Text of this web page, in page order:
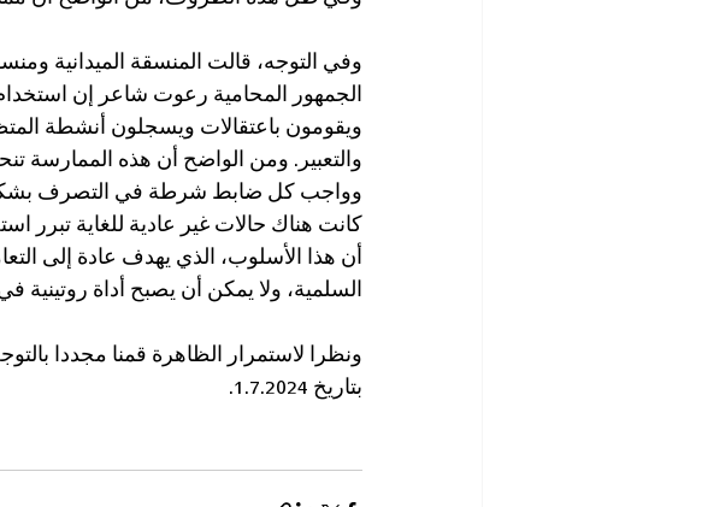
وفي التوجه، قالت المنسقة الميدانية
الجمهور المحامية رعوت شاعر إن
ويقومون باعتقالات ويسجلون أنشطة
والتعبير. ومن الواضح أن هذه الممارسة
وواجب كل ضابط شرطة في التصرف بشكل
كانت هناك حالات غير عادية للغاية تبرر
أن هذا الأسلوب، الذي يهدف عادة إلى
السلمية، ولا يمكن أن يصبح أداة روتينية
ونظرا لاستمرار الظاهرة قمنا مجددا
بتاريخ 1.7.2024.